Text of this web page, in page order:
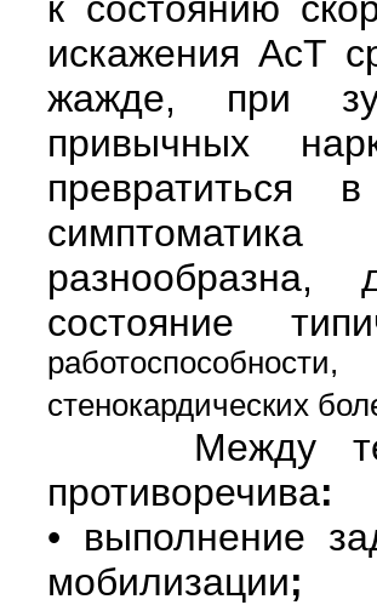
к состоянию
искажения АсТ
жажде, при
привычных
превратиться
состояние
стенокардических
Между
противоречива:
• выполнение
мобилизации;